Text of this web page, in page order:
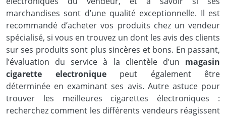
marchandises sont d’une qualité exceptionnelle. Il est
recommandé d’acheter vos produits chez un vendeur
spécialisé, si vous en trouvez un dont les avis des clients
sur ses produits sont plus sincères et bons. En passant,
l’évaluation du service à la clientèle d’un magasin
cigarette electroniquepeut également être
déterminée en examinant ses avis. Autre astuce pour
trouver les meilleures cigarettes électroniques :
recherchez comment les différents vendeurs réagissent